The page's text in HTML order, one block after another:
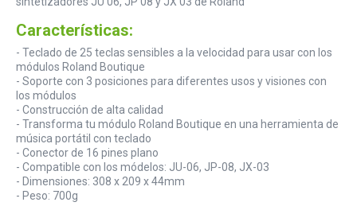
Características:
- Teclado de 25 teclas sensibles a la velocidad para usar con los
módulos Roland Boutique
- Soporte con 3 posiciones para diferentes usos y visiones con
los módulos
- Construcción de alta calidad
- Transforma tu módulo Roland Boutique en una herramienta de
música portátil con teclado
- Conector de 16 pines plano
- Compatible con los módelos: JU-06, JP-08, JX-03
- Dimensiones: 308 x 209 x 44mm
- Peso: 700g